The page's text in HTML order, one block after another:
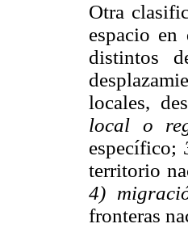
Otra
espacio
distintos
locales,
local o
específico;
territorio
4)
fronteras